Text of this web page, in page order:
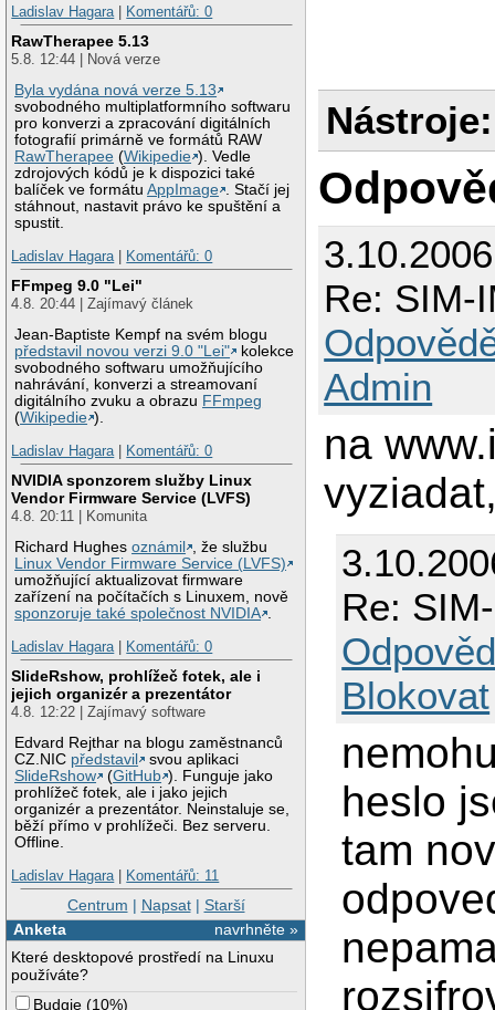
Ladislav Hagara| Komentářů: 0
RawTherapee 5.13
5.8. 12:44 | Nová verze
Byla vydána nová verze 5.13
svobodného multiplatformního softwaru
pro konverzi a zpracování digitálních
fotografií primárně ve formátů RAW
RawTherapee (Wikipedie ). Vedle
zdrojových kódů je k dispozici také
balíček ve formátuAppImage . Stačí jej
stáhnout, nastavit právo ke spuštění a
spustit.
Ladislav Hagara| Komentářů: 0
FFmpeg 9.0 "Lei"
4.8. 20:44 | Zajímavý článek
Jean-Baptiste Kempf na svém blogu
představil novou verzi 9.0 "Lei"
kolekce
svobodného softwaru umožňujícího
nahrávání, konverzi a streamovaní
digitálního zvuku a obrazu FFmpeg
(Wikipedie ).
Ladislav Hagara| Komentářů: 0
NVIDIA sponzorem služby Linux
Vendor Firmware Service (LVFS)
4.8. 20:11 | Komunita
Richard Hughesoznámil
, že službu
Linux Vendor Firmware Service (LVFS)
umožňující aktualizovat firmware
zařízení na počítačích s Linuxem, nově
sponzoruje také společnost NVIDIA .
Ladislav Hagara| Komentářů: 0
SlideRshow, prohlížeč fotek, ale i
jejich organizér a prezentátor
4.8. 12:22 | Zajímavý software
Edvard Rejthar na blogu zaměstnanců
CZ.NIC představil
svou aplikaci
SlideRshow
(GitHub ). Funguje jako
prohlížeč fotek, ale i jako jejich
organizér a prezentátor. Neinstaluje se,
běží přímo v prohlížeči. Bez serveru.
Offline.
Ladislav Hagara| Komentářů: 11
Centrum | Napsat| Starší
navrhněte »
Anketa
Které desktopové prostředí na Linuxu
používáte?
Budgie (10%)
Nástroje:
Re: SIM-
Admin
na
Re:
Blokovat
heslo
tam